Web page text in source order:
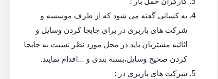
به کسانی گفته می شود که از طرف موسسه و
شرکت های باربری در برای جابجا کردن وسایل و
اثاثیه مشتریان باید در محل مورد نظر نسبت به جابجا
کردن صحیح وسایل،بسته بندی و …اقدام نمایند.
شرکت های باربری در :